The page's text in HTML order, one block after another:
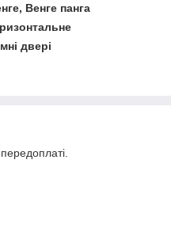
Венге панга
двері